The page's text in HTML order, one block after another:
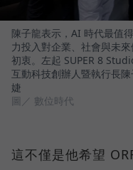
陳子龍表示，AI 時代最值
力投入對企業、社會與未
初衷。左起 SUPER 8
互動科技創辦人暨執行長
婕
圖／ 數位時代
這不僅是他希望